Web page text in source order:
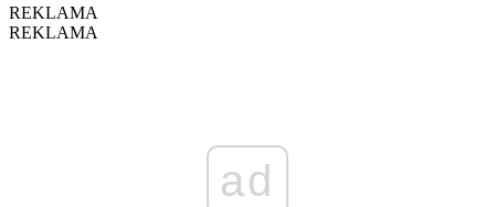
REKLAMA
REKLAMA
ad